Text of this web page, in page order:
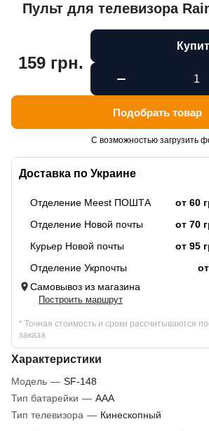
Пульт для телевизора
Доставка по Украине
Отделение Meest ПОШТА от 60
Отделение Новой почты
от 70
Курьер Новой почты
от 95
Отделение Укрпочты
Самовывоз из магазина
Построить маршрут
* Точная стоимость и сроки рассчитываются
заказа
Характеристики
Модель — SF-148
Тип батарейки — AAA
Тип телевизора — Кинескопный
159 грн.
Подобрать товар
С возможностью загрузить